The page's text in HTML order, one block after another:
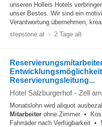
unseren Holleis Hotels
unser Bestes. Wir sind ein
Verantwortung übernehmen,
stepstone.at - 2 Tage alt
Reservierungsleitung...
Hotel Salzburgerhof - Zell
Monatslohn wird aliquot
Mitarbeiter ohne Zimmer •
Fahrräder nach Verfügbarkeit •